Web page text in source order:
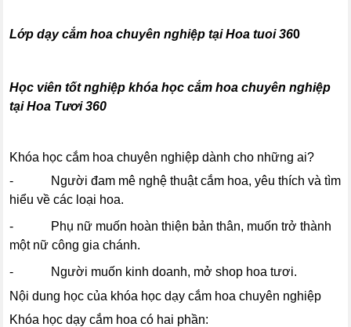
Lớp dạy cắm hoa chuyên nghiệp tại Hoa tuoi 360
Học viên tốt nghiệp khóa học cắm hoa chuyên nghiệp
tại Hoa Tươi 360
Khóa học cắm hoa chuyên nghiệp dành cho những ai?
- Người đam mê nghệ thuật cắm hoa, yêu thích và tìm
hiểu về các loại hoa.
- Phụ nữ muốn hoàn thiện bản thân, muốn trở thành
một nữ công gia chánh.
- Người muốn kinh doanh, mở shop hoa tươi.
Nội dung học của khóa học dạy cắm hoa chuyên nghiệp
Khóa học dạy cắm hoa có hai phần: